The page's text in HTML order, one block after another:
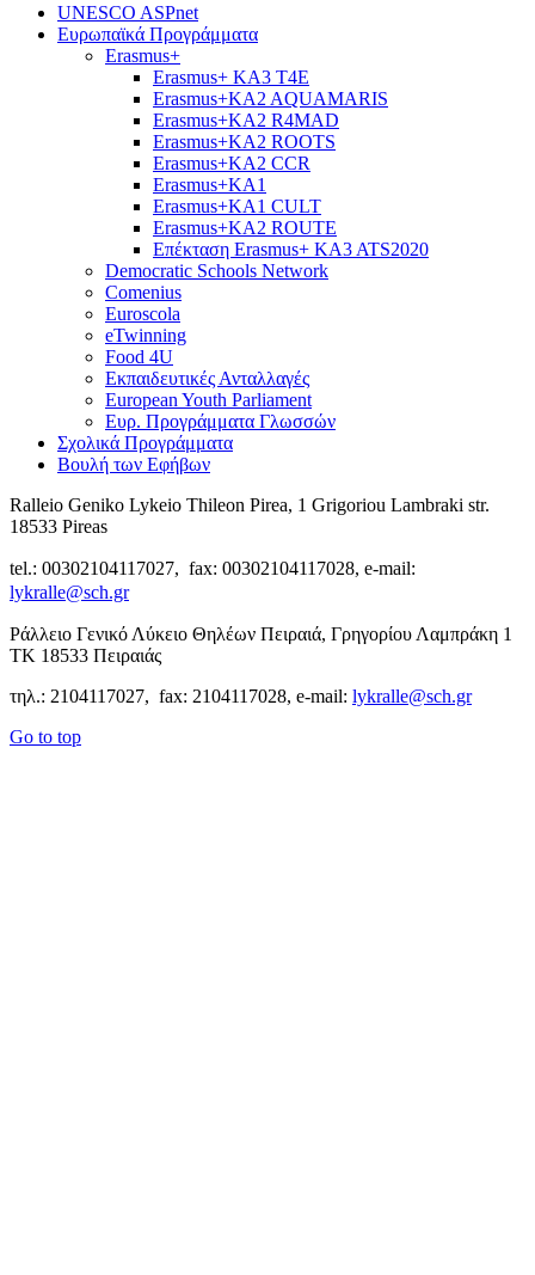
UNESCO ASPnet
Ευρωπαϊκά Προγράμματα
Erasmus+
Erasmus+ KA3 T4E
Erasmus+KA2 AQUAMARIS
Εrasmus+KA2 R4MAD
Erasmus+KA2 ROOTS
Erasmus+KA2 CCR
Erasmus+KA1
Erasmus+KA1 CULT
Erasmus+KA2 ROUTE
Επέκταση Erasmus+ KA3 ATS2020
Democratic Schools Network
Comenius
Euroscola
eTwinning
Food 4U
Εκπαιδευτικές Ανταλλαγές
European Youth Parliament
Ευρ. Προγράμματα Γλωσσών
Σχολικά Προγράμματα
Βουλή των Εφήβων
Ralleio Geniko Lykeio Thileon Pirea, 1 Grigoriou Lambraki str.
18533 Pireas
tel.: 00302104117027, fax: 00302104117028, e-mail:
lykralle@sch.gr
Ράλλειο Γενικό Λύκειο Θηλέων Πειραιά, Γρηγορίου Λαμπράκη 1
ΤΚ 18533 Πειραιάς
τηλ.: 2104117027, fax: 2104117028, e-mail: lykralle@sch.gr
Go to top